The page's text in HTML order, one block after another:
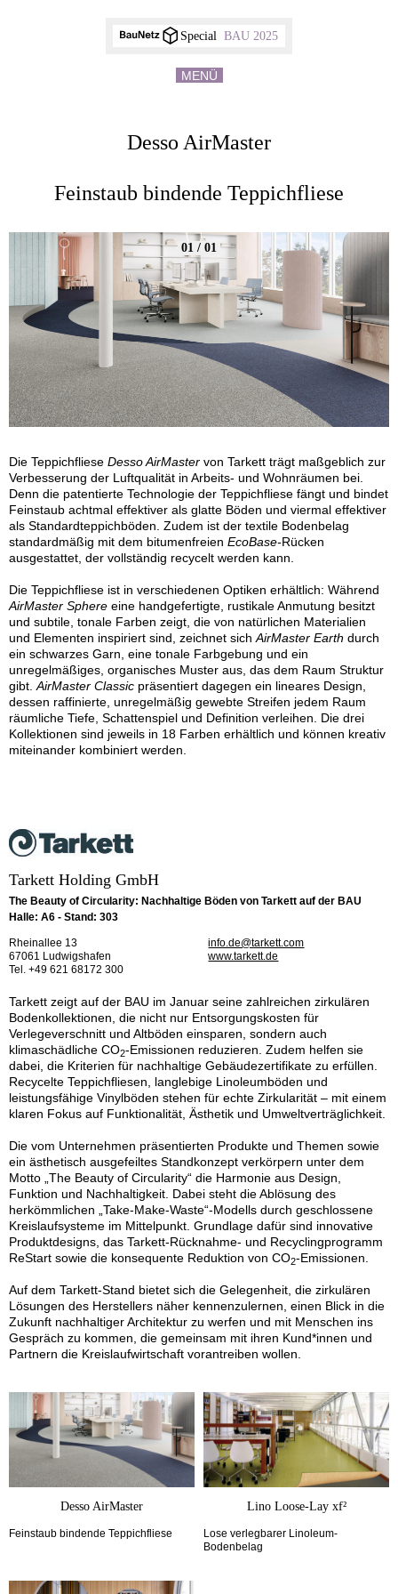
MENÜ
Special BAU 2025
Desso AirMaster
Feinstaub bindende Teppichfliese
01 / 01
Die Teppichfliese Desso AirMaster von Tarkett trägt maßgeblich zur
Verbesserung der Luftqualität in Arbeits- und Wohnräumen bei.
Denn die patentierte Technologie der Teppichfliese fängt und bindet
Feinstaub achtmal effektiver als glatte Böden und viermal effektiver
als Standardteppichböden. Zudem ist der textile Bodenbelag
standardmäßig mit dem bitumenfreien EcoBase-Rücken
ausgestattet, der vollständig recycelt werden kann.
Die Teppichfliese ist in verschiedenen Optiken erhältlich: Während
AirMaster Sphere eine handgefertigte, rustikale Anmutung besitzt
und subtile, tonale Farben zeigt, die von natürlichen Materialien
und Elementen inspiriert sind, zeichnet sich AirMaster Earth durch
ein schwarzes Garn, eine tonale Farbgebung und ein
unregelmäßiges, organisches Muster aus, das dem Raum Struktur
gibt. AirMaster Classic präsentiert dagegen ein lineares Design,
dessen raffinierte, unregelmäßig gewebte Streifen jedem Raum
räumliche Tiefe, Schattenspiel und Definition verleihen. Die drei
Kollektionen sind jeweils in 18 Farben erhältlich und können kreativ
miteinander kombiniert werden.
Tarkett Holding GmbH
The Beauty of Circularity: Nachhaltige Böden von Tarkett auf der BAU
Halle: A6 - Stand: 303
Rheinallee 13
67061 Ludwigshafen
Tel. +49 621 68172 300
info.de@tarkett.com
www.tarkett.de
Tarkett zeigt auf der BAU im Januar seine zahlreichen zirkulären
Bodenkollektionen, die nicht nur Entsorgungskosten für
Verlegeverschnitt und Altböden einsparen, sondern auch
klimaschädliche CO2-Emissionen reduzieren. Zudem helfen sie
dabei, die Kriterien für nachhaltige Gebäudezertifikate zu erfüllen.
Recycelte Teppichfliesen, langlebige Linoleumböden und
leistungsfähige Vinylböden stehen für echte Zirkularität – mit einem
klaren Fokus auf Funktionalität, Ästhetik und Umweltverträglichkeit.
Die vom Unternehmen präsentierten Produkte und Themen sowie
ein ästhetisch ausgefeiltes Standkonzept verkörpern unter dem
Motto „The Beauty of Circularity“ die Harmonie aus Design,
Funktion und Nachhaltigkeit. Dabei steht die Ablösung des
herkömmlichen „Take-Make-Waste“-Modells durch geschlossene
Kreislaufsysteme im Mittelpunkt. Grundlage dafür sind innovative
Produktdesigns, das Tarkett-Rücknahme- und Recyclingprogramm
ReStart sowie die konsequente Reduktion von CO2-Emissionen.
Auf dem Tarkett-Stand bietet sich die Gelegenheit, die zirkulären
Lösungen des Herstellers näher kennenzulernen, einen Blick in die
Zukunft nachhaltiger Architektur zu werfen und mit Menschen ins
Gespräch zu kommen, die gemeinsam mit ihren Kund*innen und
Partnern die Kreislaufwirtschaft vorantreiben wollen.
Desso AirMaster
Feinstaub bindende Teppichfliese
Lino Loose-Lay xf²
Lose verlegbarer Linoleum-
Bodenbelag